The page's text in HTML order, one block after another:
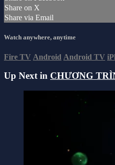
Share on X
Share via Email
Watch anywhere, anytime
Fire TV Android Android TV
Up Next in CHƯƠNG